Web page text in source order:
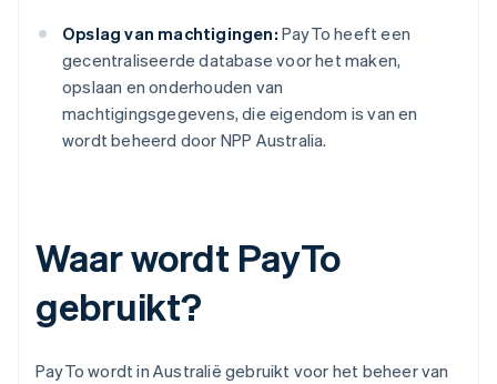
Opslag van machtigingen: PayTo heeft een
gecentraliseerde database voor het maken,
opslaan en onderhouden van
machtigingsgegevens, die eigendom is van en
wordt beheerd door NPP Australia.
Waar wordt PayTo
gebruikt?
PayTo wordt in Australië gebruikt voor het beheer van